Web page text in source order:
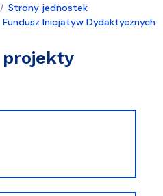
Strony jednostek
Fundusz Inicjatyw Dydaktycznych
projekty